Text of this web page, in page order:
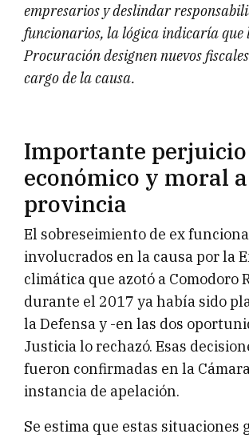
empresarios y deslindar
funcionarios, la lógica indicaría que
Procuración designen nuevos
cargo de la causa.
Importante perjuicio
económico y moral
provincia
El sobreseimiento de ex
involucrados en la causa por la
climática que azotó a Comodoro
durante el 2017 ya había sido
la Defensa y -en las dos
Justicia lo rechazó. Esas
fueron confirmadas en la
instancia de apelación.
Se estima que estas situaciones